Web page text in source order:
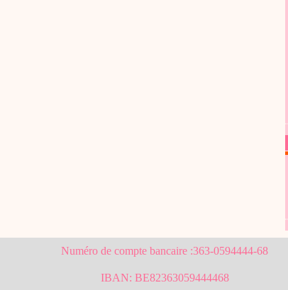
Numéro de compte bancaire :363-0594444-68
IBAN: BE82363059444468